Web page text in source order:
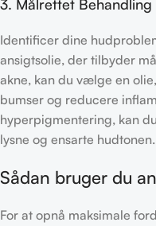
3. Målrettet Behandling
Identificer dine
ansigtsolie, der tilbyder
akne, kan du vælge en
bumser og reducere
hyperpigmentering, kan
lysne og ensarte hudtonen.
Sådan bruger du
For at opnå maksimale